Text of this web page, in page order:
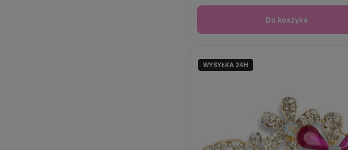
Do koszyka
WYSYŁKA 24H